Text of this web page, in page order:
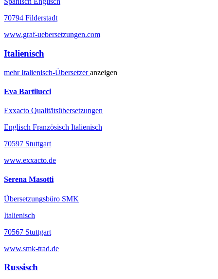
70794 Filderstadt
www.graf-uebersetzungen.com
Italienisch
mehrItalienisch-Übersetzeranzeigen
Eva Bartilucci
Exxacto Qualitätsübersetzungen
Englisch Französisch Italienisch
70597 Stuttgart
www.exxacto.de
Serena Masotti
Übersetzungsbüro SMK
Italienisch
70567 Stuttgart
www.smk-trad.de
Russisch